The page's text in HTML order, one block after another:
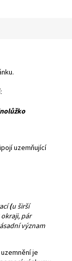
.
:
uzemňující
(u širší
pár
význam
je